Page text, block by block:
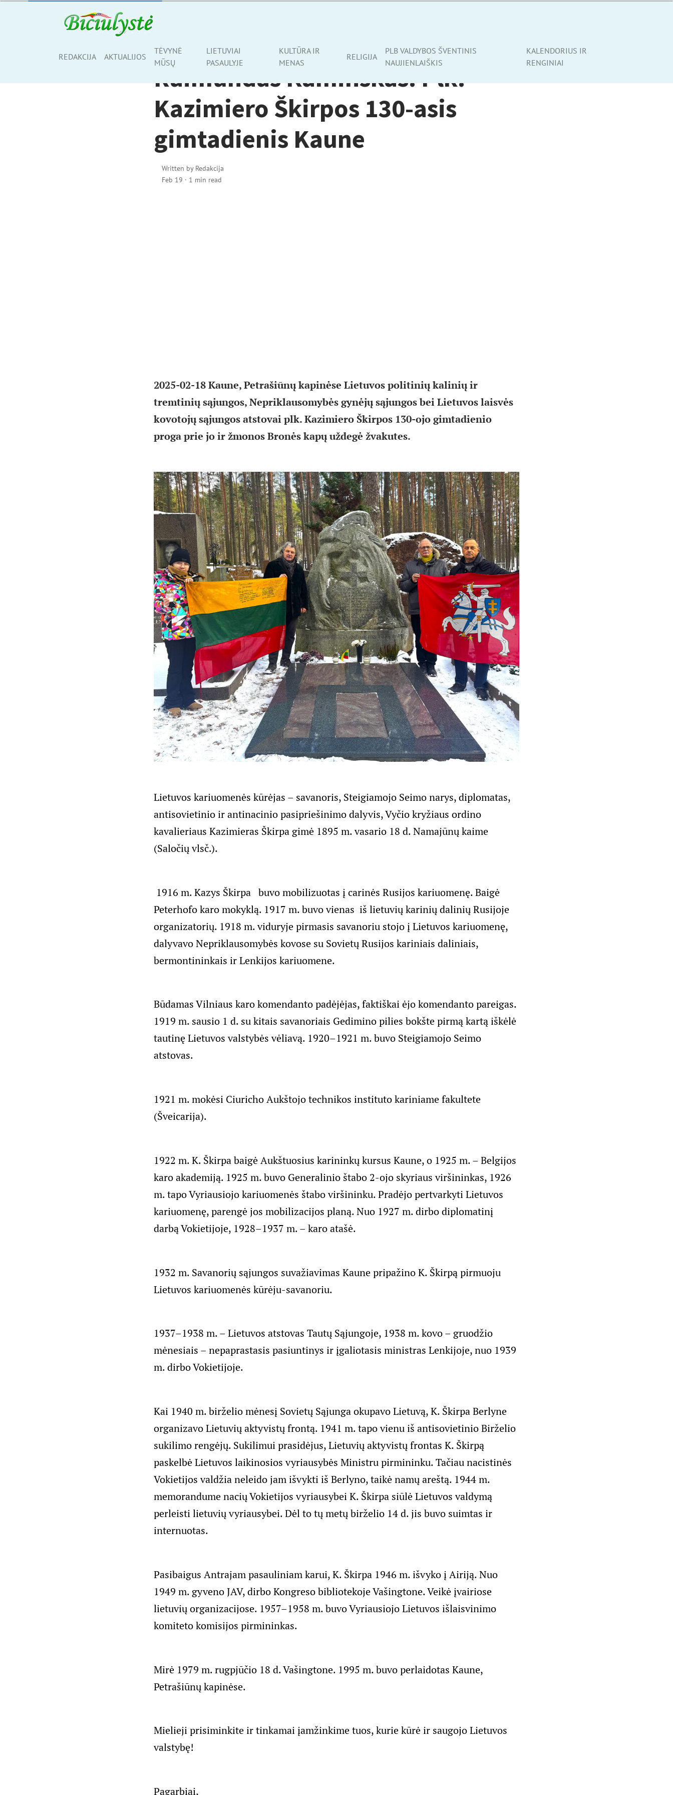
REDAKCIJA AKTUALIJOS
TĖVYNĖ
MŪSŲ
LIETUVIAI
PASAULYJE
KULTŪRA IR
MENAS
RELIGIJA
PLB VALDYBOS ŠVENTINIS
NAUJIENLAIŠKIS
KALENDORIUS IR
RENGINIAI
AKTUALIJOS
Raimundas Kaminskas. Plk.
Kazimiero Škirpos 130-asis
gimtadienis Kaune
Written by Redakcija
Feb 19 · 1 min read
2025-02-18 Kaune, Petrašiūnų kapinėse Lietuvos politinių kalinių ir
tremtinių sąjungos, Nepriklausomybės gynėjų sąjungos bei Lietuvos laisvės
kovotojų sąjungos atstovai plk. Kazimiero Škirpos 130-ojo gimtadienio
proga prie jo ir žmonos Bronės kapų uždegė žvakutes.
Lietuvos kariuomenės kūrėjas – savanoris, Steigiamojo Seimo narys, diplomatas,
antisovietinio ir antinacinio pasipriešinimo dalyvis, Vyčio kryžiaus ordino
kavalieriaus Kazimieras Škirpa gimė 1895 m. vasario 18 d. Namajūnų kaime
(Saločių vlsč.).
1916 m. Kazys Škirpa buvo mobilizuotas į carinės Rusijos kariuomenę. Baigė
Peterhofo karo mokyklą. 1917 m. buvo vienas iš lietuvių karinių dalinių Rusijoje
organizatorių. 1918 m. viduryje pirmasis savanoriu stojo į Lietuvos kariuomenę,
dalyvavo Nepriklausomybės kovose su Sovietų Rusijos kariniais daliniais,
bermontininkais ir Lenkijos kariuomene.
Būdamas Vilniaus karo komendanto padėjėjas, faktiškai ėjo komendanto pareigas.
1919 m. sausio 1 d. su kitais savanoriais Gedimino pilies bokšte pirmą kartą iškėlė
tautinę Lietuvos valstybės vėliavą. 1920–1921 m. buvo Steigiamojo Seimo
atstovas.
1921 m. mokėsi Ciuricho Aukštojo technikos instituto kariniame fakultete
(Šveicarija).
1922 m. K. Škirpa baigė Aukštuosius karininkų kursus Kaune, o 1925 m. – Belgijos
karo akademiją. 1925 m. buvo Generalinio štabo 2-ojo skyriaus viršininkas, 1926
m. tapo Vyriausiojo kariuomenės štabo viršininku. Pradėjo pertvarkyti Lietuvos
kariuomenę, parengė jos mobilizacijos planą. Nuo 1927 m. dirbo diplomatinį
darbą Vokietijoje, 1928–1937 m. – karo atašė.
1932 m. Savanorių sąjungos suvažiavimas Kaune pripažino K. Škirpą pirmuoju
Lietuvos kariuomenės kūrėju-savanoriu.
1937–1938 m. – Lietuvos atstovas Tautų Sąjungoje, 1938 m. kovo – gruodžio
mėnesiais – nepaprastasis pasiuntinys ir įgaliotasis ministras Lenkijoje, nuo 1939
m. dirbo Vokietijoje.
Kai 1940 m. birželio mėnesį Sovietų Sąjunga okupavo Lietuvą, K. Škirpa Berlyne
organizavo Lietuvių aktyvistų frontą. 1941 m. tapo vienu iš antisovietinio Birželio
sukilimo rengėjų. Sukilimui prasidėjus, Lietuvių aktyvistų frontas K. Škirpą
paskelbė Lietuvos laikinosios vyriausybės Ministru pirmininku. Tačiau nacistinės
Vokietijos valdžia neleido jam išvykti iš Berlyno, taikė namų areštą. 1944 m.
memorandume nacių Vokietijos vyriausybei K. Škirpa siūlė Lietuvos valdymą
perleisti lietuvių vyriausybei. Dėl to tų metų birželio 14 d. jis buvo suimtas ir
internuotas.
Pasibaigus Antrajam pasauliniam karui, K. Škirpa 1946 m. išvyko į Airiją. Nuo
1949 m. gyveno JAV, dirbo Kongreso bibliotekoje Vašingtone. Veikė įvairiose
lietuvių organizacijose. 1957–1958 m. buvo Vyriausiojo Lietuvos išlaisvinimo
komiteto komisijos pirmininkas.
Mirė 1979 m. rugpjūčio 18 d. Vašingtone. 1995 m. buvo perlaidotas Kaune,
Petrašiūnų kapinėse.
Mielieji prisiminkite ir tinkamai įamžinkime tuos, kurie kūrė ir saugojo Lietuvos
valstybę!
Pagarbiai,
Share